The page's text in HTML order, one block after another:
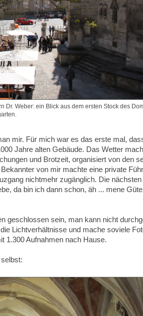
Dr. Weber: ein Blick aus dem ersten Stock des
mir. Für mich war es das erste mal,
Jahre alten Gebäude. Das Wetter
und Brotzeit, organisiert von den
von mir machte eine private
nichtmehr zugänglich. Die
da bin ich dann schon, äh ... mene
geschlossen sein, man kann nicht
Lichtverhältnisse und mache soviele
1.300 Aufnahmen nach Hause.